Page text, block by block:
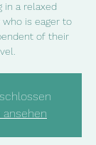
in a relaxed
is eager to
of their